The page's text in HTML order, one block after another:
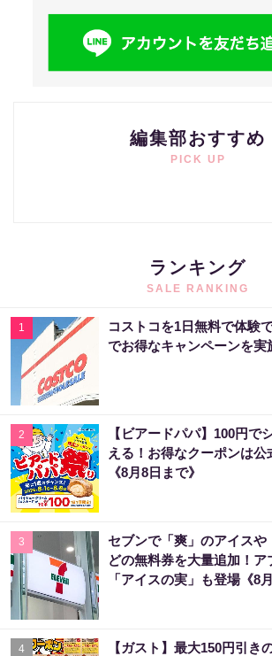
編集部おすすめ
PICK UP
ランキング
SALE RANKING
1
コストコを1日無料で体験
でお得なキャンペーンを実
2
【ビアードパパ】100円で
える！お得なクーポンは公
《8月8日まで》
3
セブンで「爽」のアイスや
どの無料券を大量追加！ア
「アイスの実」も登場《8
4
【ガスト】最大150円引き